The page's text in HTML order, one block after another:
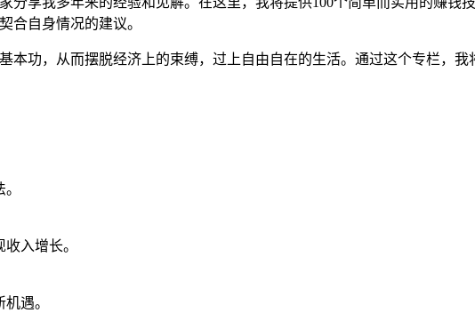
合自身情况的建议。
本功，从而摆脱经济上的束缚，过上自由自在的生活。通过这个专栏，
入增长。
遇。